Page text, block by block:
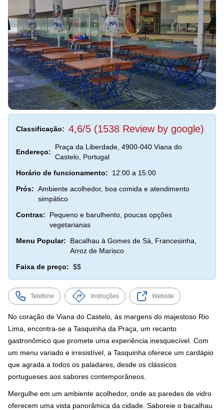
Classificação: 4,6/5 (1538 Review by google)
Endereço:
Praça da Liberdade, 4900-040 Viana do
Castelo, Portugal
Horário de funcionamento:
12:00 a 15:00
Prós: Ambiente acolhedor, boa comida e atendimento
simpático
Contras:
Pequeno e barulhento, poucas opções
vegetarianas
Menu Popular:
Bacalhau à Gomes de Sá, Francesinha,
Arroz de Marisco
Faixa de preço: $$
Telefone Instruções Website
No coração de Viana do Castelo, às margens do majestoso Rio
Lima, encontra-se a Tasquinha da Praça, um recanto
gastronômico que promete uma experiência inesquecível. Com
um menu variado e irresistível, a Tasquinha oferece um cardápio
que agrada a todos os paladares, desde os clássicos
portugueses aos sabores contemporâneos.
Mergulhe em um ambiente acolhedor, onde as paredes de vidro
oferecem uma vista panorâmica da cidade. Saboreie o bacalhau